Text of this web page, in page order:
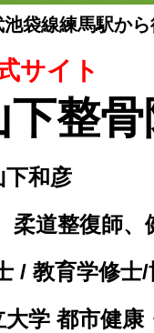
池袋線練馬駅か
サイト
下整
和彦
柔道整復師、
/ 教育学修士
大学 都市健